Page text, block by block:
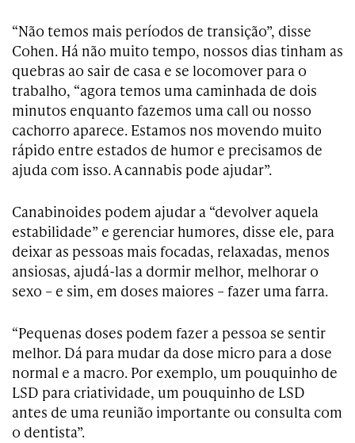
“Não temos mais períodos de transição”, disse
Cohen. Há não muito tempo, nossos dias tinham as
quebras ao sair de casa e se locomover para o
trabalho, “agora temos uma caminhada de dois
minutos enquanto fazemos uma call ou nosso
cachorro aparece. Estamos nos movendo muito
rápido entre estados de humor e precisamos de
ajuda com isso. A cannabis pode ajudar”.
Canabinoides podem ajudar a “devolver aquela
estabilidade” e gerenciar humores, disse ele, para
deixar as pessoas mais focadas, relaxadas, menos
ansiosas, ajudá-las a dormir melhor, melhorar o
sexo – e sim, em doses maiores – fazer uma farra.
“Pequenas doses podem fazer a pessoa se sentir
melhor. Dá para mudar da dose micro para a dose
normal e a macro. Por exemplo, um pouquinho de
LSD para criatividade, um pouquinho de LSD
antes de uma reunião importante ou consulta com
o dentista”.